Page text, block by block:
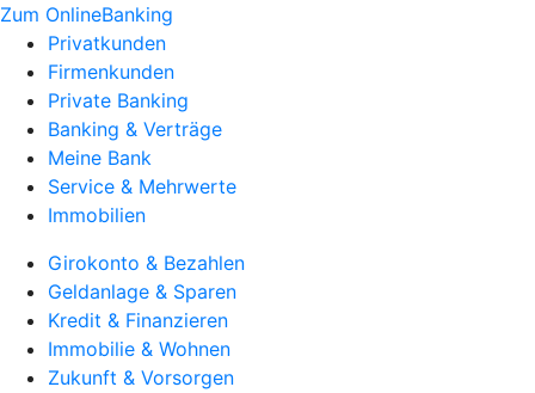
Zum OnlineBanking
Privatkunden
Firmenkunden
Private Banking
Banking & Verträge
Meine Bank
Service & Mehrwerte
Immobilien
Girokonto & Bezahlen
Geldanlage & Sparen
Kredit & Finanzieren
Immobilie & Wohnen
Zukunft & Vorsorgen